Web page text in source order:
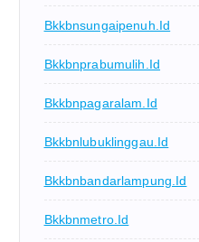
Bkkbnsungaipenuh.id
Bkkbnprabumulih.id
Bkkbnpagaralam.id
Bkkbnlubuklinggau.id
Bkkbnbandarlampung.id
Bkkbnmetro.id